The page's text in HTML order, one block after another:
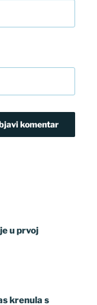
u prvoj
krenula s